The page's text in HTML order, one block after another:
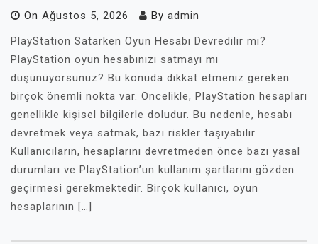
On Ağustos 5, 2026 By admin
PlayStation Satarken Oyun Hesabı Devredilir mi?
PlayStation oyun hesabınızı satmayı mı
düşünüyorsunuz? Bu konuda dikkat etmeniz gereken
birçok önemli nokta var. Öncelikle, PlayStation hesapları
genellikle kişisel bilgilerle doludur. Bu nedenle, hesabı
devretmek veya satmak, bazı riskler taşıyabilir.
Kullanıcıların, hesaplarını devretmeden önce bazı yasal
durumları ve PlayStation’un kullanım şartlarını gözden
geçirmesi gerekmektedir. Birçok kullanıcı, oyun
hesaplarının […]